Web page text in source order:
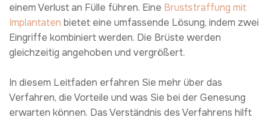
einem Verlust an Fülle führen. Eine Bruststraffung mit
Implantaten bietet eine umfassende Lösung, indem zwei
Eingriffe kombiniert werden. Die Brüste werden
gleichzeitig angehoben und vergrößert.
In diesem Leitfaden erfahren Sie mehr über das
Verfahren, die Vorteile und was Sie bei der Genesung
erwarten können. Das Verständnis des Verfahrens hilft